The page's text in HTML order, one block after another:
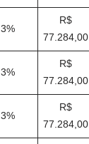
3%
R$
77.284,00
3%
R$
77.284,00
3%
R$
77.284,00